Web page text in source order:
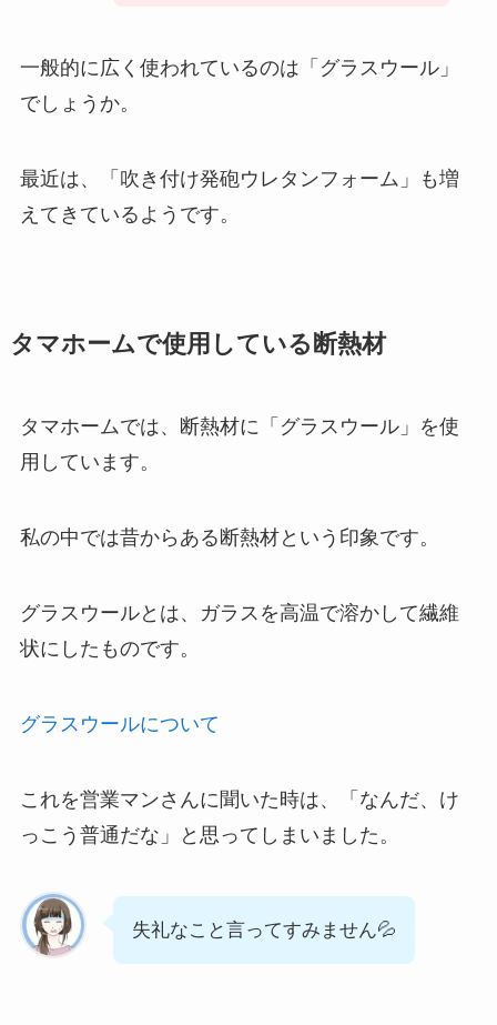
一般的に広く使われているのは「グラスウール」
でしょうか。
最近は、「吹き付け発砲ウレタンフォーム」も増
えてきているようです。
タマホームで使用している断熱材
タマホームでは、断熱材に「グラスウール」を使
用しています。
私の中では昔からある断熱材という印象です。
グラスウールとは、ガラスを高温で溶かして繊維
状にしたものです。
グラスウールについて
これを営業マンさんに聞いた時は、「なんだ、け
っこう普通だな」と思ってしまいました。
失礼なこと言ってすみません💦